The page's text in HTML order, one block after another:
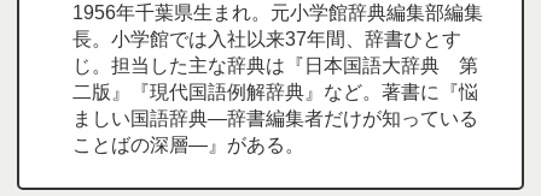
1956年千葉県生まれ。元小学館辞典編集部編集
長。小学館では入社以来37年間、辞書ひとす
じ。担当した主な辞典は『日本国語大辞典 第
二版』『現代国語例解辞典』など。著書に『悩
ましい国語辞典―辞書編集者だけが知っている
ことばの深層―』がある。